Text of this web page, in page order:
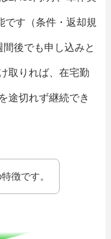
です（条件・返却規
後でも申し込みと
取りれば、在宅勤
途切れず継続でき
徴です。